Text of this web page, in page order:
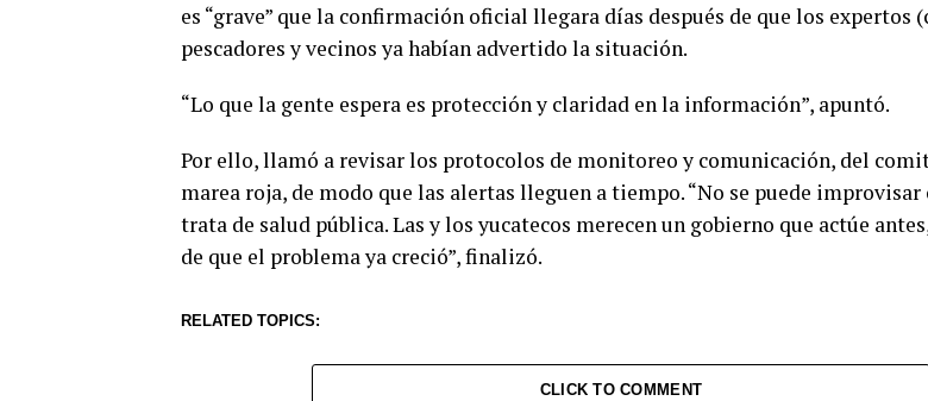
es “grave” que la confirmación oficial llegara días después de que los expertos
pescadores y vecinos ya habían advertido la situación.
“Lo que la gente espera es protección y claridad en la información”, apuntó.
Por ello, llamó a revisar los protocolos de monitoreo y comunicación, del
marea roja, de modo que las alertas lleguen a tiempo. “No se puede improvisar
trata de salud pública. Las y los yucatecos merecen un gobierno que actúe
de que el problema ya creció”, finalizó.
RELATED TOPICS:
CLICK TO COMMENT